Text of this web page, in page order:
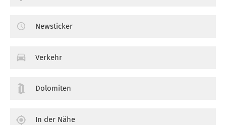
Newsticker
Verkehr
Dolomiten
In der Nähe